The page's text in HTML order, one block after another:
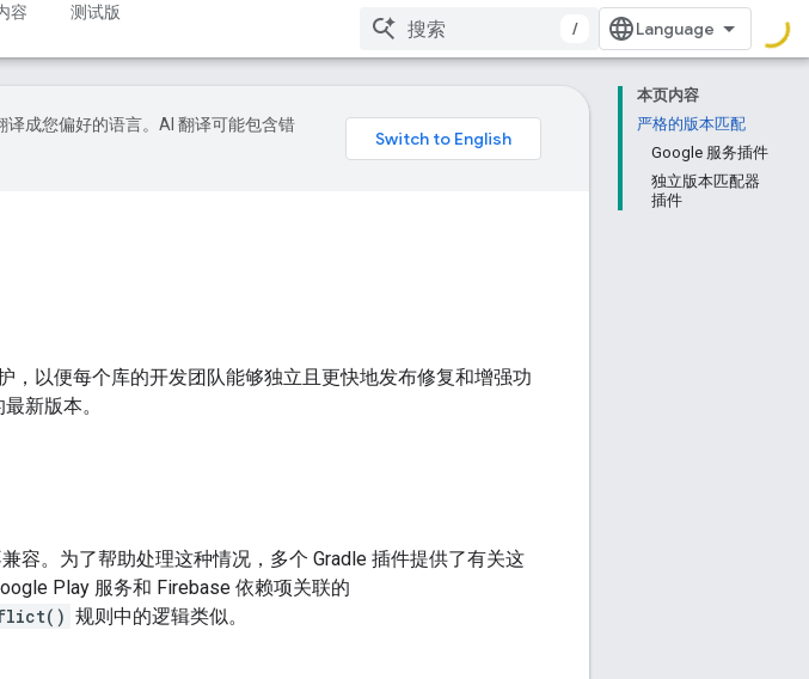
容 测试版
/
本页内容
严格的版本匹配
Google 服务插件
独立版本匹配器
插件
译成您偏好的语言。AI 翻译可能包含错
，以便每个库的开发团队能够独立且更快地发布修复和增强功
最新版本。
容。为了帮助处理这种情况，多个 Gradle 插件提供了有关这
Play 服务和 Firebase 依赖项关联的
规则中的逻辑类似。